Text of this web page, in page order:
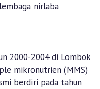
nirlaba
2000-2004 di Lombok
mikronutrien (MMS)
berdiri pada tahun